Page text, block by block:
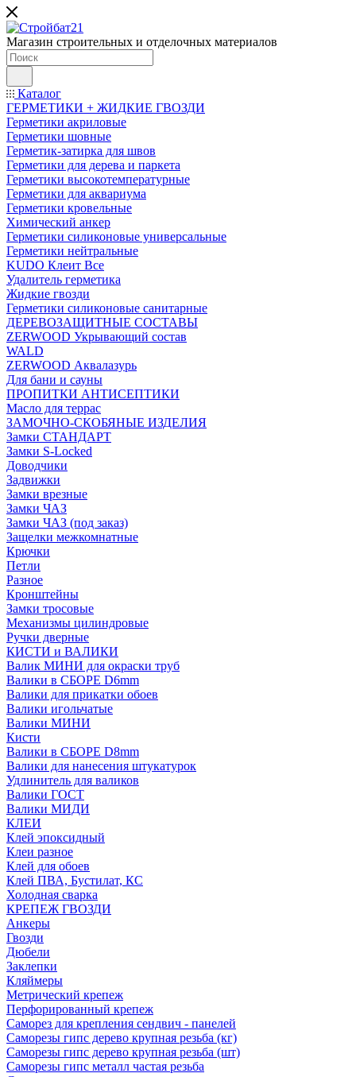
Магазин строительных и отделочных материалов
Каталог
ГЕРМЕТИКИ + ЖИДКИЕ ГВОЗДИ
Герметики акриловые
Герметики шовные
Герметик-затирка для швов
Герметики для дерева и паркета
Герметики высокотемпературные
Герметики для аквариума
Герметики кровельные
Химический анкер
Герметики силиконовые универсальные
Герметики нейтральные
KUDO Клеит Все
Удалитель герметика
Жидкие гвозди
Герметики силиконовые санитарные
ДЕРЕВОЗАЩИТНЫЕ СОСТАВЫ
ZERWOOD Укрывающий состав
WALD
ZERWOOD Аквалазурь
Для бани и сауны
ПРОПИТКИ АНТИСЕПТИКИ
Масло для террас
ЗАМОЧНО-СКОБЯНЫЕ ИЗДЕЛИЯ
Замки СТАНДАРТ
Замки S-Locked
Доводчики
Задвижки
Замки врезные
Замки ЧАЗ
Замки ЧАЗ (под заказ)
Защелки межкомнатные
Крючки
Петли
Разное
Кронштейны
Замки тросовые
Механизмы цилиндровые
Ручки дверные
КИСТИ и ВАЛИКИ
Валик МИНИ для окраски труб
Валики в СБОРЕ D6mm
Валики для прикатки обоев
Валики игольчатые
Валики МИНИ
Кисти
Валики в СБОРЕ D8mm
Валики для нанесения штукатурок
Удлинитель для валиков
Валики ГОСТ
Валики МИДИ
КЛЕИ
Клей эпоксидный
Клеи разное
Клей для обоев
Клей ПВА, Бустилат, КС
Холодная сварка
КРЕПЕЖ ГВОЗДИ
Анкеры
Гвозди
Дюбели
Заклепки
Кляймеры
Метрический крепеж
Перфорированный крепеж
Саморез для крепления сендвич - панелей
Саморезы гипс дерево крупная резьба (кг)
Саморезы гипс дерево крупная резьба (шт)
Саморезы гипс металл частая резьба